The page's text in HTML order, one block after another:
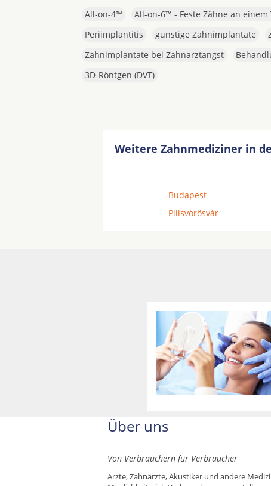
All-on-4™ All-on-6™ - Feste Zähne an einem
Periimplantitis
günstige Zahnimplantate
Zahnimplantate bei Zahnarztangst
3D-Röntgen (DVT)
Weitere Zahnmediziner in
Budapest
Pilisvörösvár
Über uns
Von Verbrauchern für Verbraucher
Ärzte, Zahnärzte, Akustiker und andere